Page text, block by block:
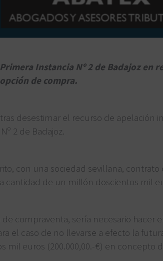
Instancia Nº 2 de Badajoz en
de compra.
desestimar el recurso de apelación
2 de Badajoz.
con una sociedad sevillana,
de un millón doscientos mil
compraventa, sería necesario hacer
el caso de no llevarse a efecto la
euros (200.000,00.-€) en concepto